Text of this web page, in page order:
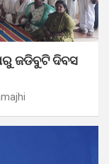
ଜଡିବୁଟି ଦିବସ